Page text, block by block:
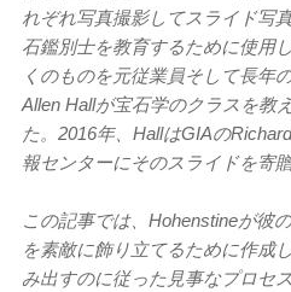
れぞれ写真撮影してスライド写
石鑑別士を教育するために使用
くのものを元従業員そして長年
Allen Hallが宝石学のクラスを教
た。2016年、HallはGIAの
報センターにそのスライドを寄
この記事では、Hohenstineが彼
を素敵に飾り立てるために作成
み出すのに従った見事なプロセ